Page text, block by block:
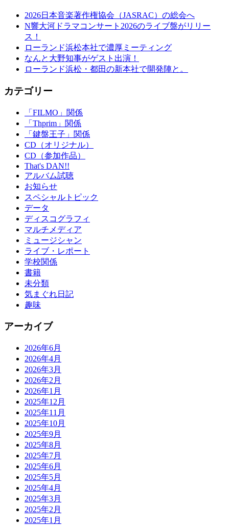
2026日本音楽著作権協会（JASRAC）の総会へ
N響大河ドラマコンサート2026のライブ盤がリリー
ス！
ローランド浜松本社で濃厚ミーティング
なんと大野知事がゲスト出演！
ローランド浜松・都田の新本社で開発陣と。
カテゴリー
「FILMO」関係
「Thprim」関係
「鍵盤王子」関係
CD（オリジナル）
CD（参加作品）
That's DAN!!
アルバム試聴
お知らせ
スペシャルトピック
データ
ディスコグラフィ
マルチメディア
ミュージシャン
ライブ・レポート
学校関係
書籍
未分類
気まぐれ日記
趣味
アーカイブ
2026年6月
2026年4月
2026年3月
2026年2月
2026年1月
2025年12月
2025年11月
2025年10月
2025年9月
2025年8月
2025年7月
2025年6月
2025年5月
2025年4月
2025年3月
2025年2月
2025年1月